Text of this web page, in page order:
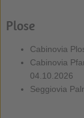
Plose
Cabinovia
Cabinovia
04.10.2026
Seggiovia